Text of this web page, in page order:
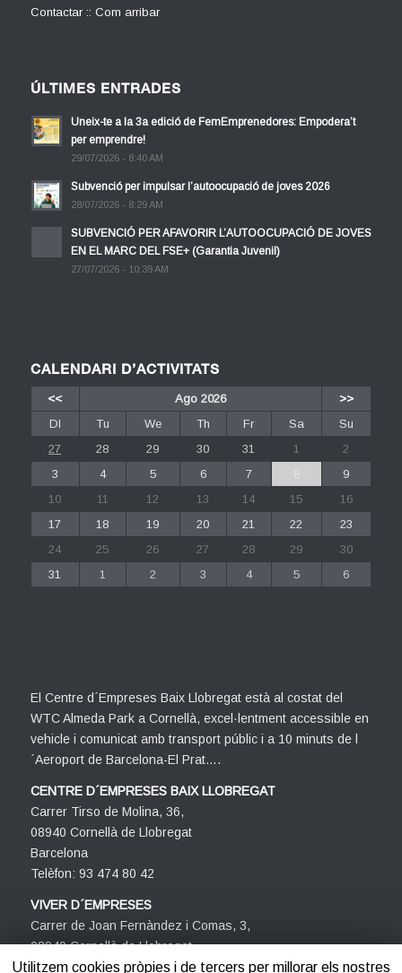
Contactar :: Com arribar
ÚLTIMES ENTRADES
Uneix-te a la 3a edició de FemEmprenedores: Empodera’t
per emprendre!
29/07/2026 - 8:40 AM
Subvenció per impulsar l’autoocupació de joves 2026
28/07/2026 - 8:29 AM
SUBVENCIÓ PER AFAVORIR L’AUTOOCUPACIÓ DE JOVES
EN EL MARC DEL FSE+ (Garantia Juvenil)
27/07/2026 - 10:39 AM
CALENDARI D’ACTIVITATS
<< Ago 2026
>>
Dl
Tu We Th Fr Sa
Su
27
28 29 30 31 1
2
3
4 5 6 7 8
9
10
11 12 13 14 15
16
17
18 19 20 21 22
23
24
25 26 27 28 29
30
31
1 2 3 4 5 6
El Centre d´Empreses Baix Llobregat està al costat del
WTC Almeda Park a Cornellà, excel·lentment accessible en
vehicle i comunicat amb transport públic i a 10 minuts de l
´Aeroport de Barcelona-El Prat….
CENTRE D´EMPRESES BAIX LLOBREGAT
Carrer Tirso de Molina, 36,
08940 Cornellà de Llobregat
Barcelona
Telèfon: 93 474 80 42
VIVER D´EMPRESES
Carrer de Joan Fernàndez i Comas, 3,
08940 Cornellà de Llobregat
Barcelona
Utilitzem cookies pròpies i de tercers per millorar els nostres